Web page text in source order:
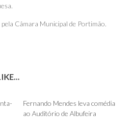
Câmara Municipal de Portimão.
Fernando Mendes leva comédia
ao Auditório de Albufeira